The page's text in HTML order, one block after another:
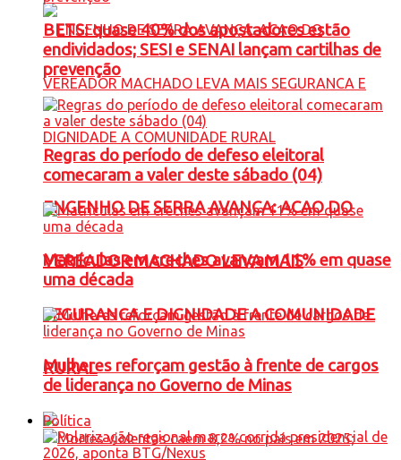
ENGENHO DE SERRA AVANÇA: ACAO DO
VEREADOR MACHADO LEVA MAIS
SEGURANCA E DIGNIDADE A COMUNIDADE
RURAL
BETS: quase 40% dos apostadores estão
endividados; SESI e SENAI lançam cartilhas de
prevenção
Regras do período de defeso eleitoral
comecaram a valer deste sábado (04)
Matrículas em creches avançam 11% em quase
uma década
Mulheres reforçam gestão à frente de cargos
de liderança no Governo de Minas
Política